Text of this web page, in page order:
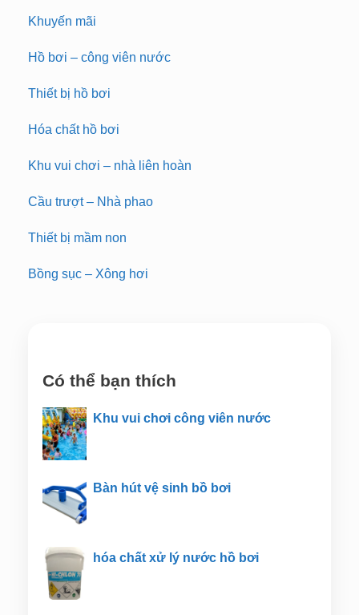
Khuyến mãi
Hồ bơi – công viên nước
Thiết bị hồ bơi
Hóa chất hồ bơi
Khu vui chơi – nhà liên hoàn
Cầu trượt – Nhà phao
Thiết bị mầm non
Bồng sục – Xông hơi
Có thể bạn thích
Khu vui chơi công viên nước
Bàn hút vệ sinh bồ bơi
hóa chất xử lý nước hồ bơi